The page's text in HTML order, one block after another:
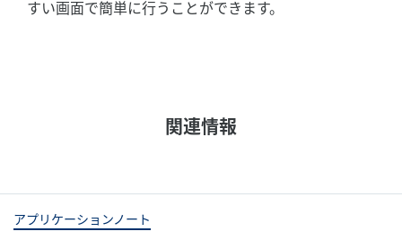
すい画面で簡単に行うことができます。
関連情報
アプリケーションノート